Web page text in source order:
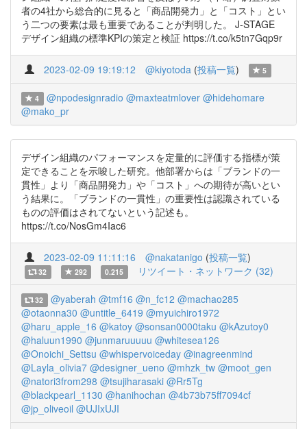
者の4社から総合的に見ると「商品開発力」と「コスト」とい
う二つの要素は最も重要であることが判明した。 J-STAGE
デザイン組織の標準KPIの策定と検証 https://t.co/k5tn7Gqp9r
2023-02-09 19:19:12 @kiyotoda (投稿一覧) 5
4 @npodesignradio @maxteatmlover @hidehomare
@mako_pr
デザイン組織のパフォーマンスを定量的に評価する指標が策
定できることを示唆した研究。他部署からは「ブランドの一
貫性」より「商品開発力」や「コスト」への期待が高いとい
う結果に。「ブランドの一貫性」の重要性は認識されている
ものの評価はされてないという記述も。
https://t.co/NosGm4Iac6
2023-02-09 11:11:16 @nakatanigo (投稿一覧)
32 292 0.215 リツイート・ネットワーク (32)
32 @yaberah @tmf16 @n_fc12 @machao285
@otaonna30 @untitle_6419 @myuichiro1972
@haru_apple_16 @katoy @sonsan0000taku @kAzutoy0
@haluun1990 @junmaruuuuu @whitesea126
@Onoichi_Settsu @whispervoiceday @inagreenmind
@Layla_olivia7 @designer_ueno @mhzk_tw @moot_gen
@natori3from298 @tsujiharasaki @Rr5Tg
@blackpearl_1130 @hanihochan @4b73b75ff7094cf
@jp_oliveoil @UJIxUJI